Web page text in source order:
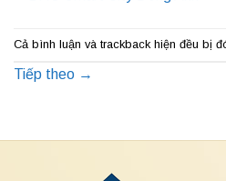
Cả bình luận và trackback hiện đều bị
Tiếp theo →